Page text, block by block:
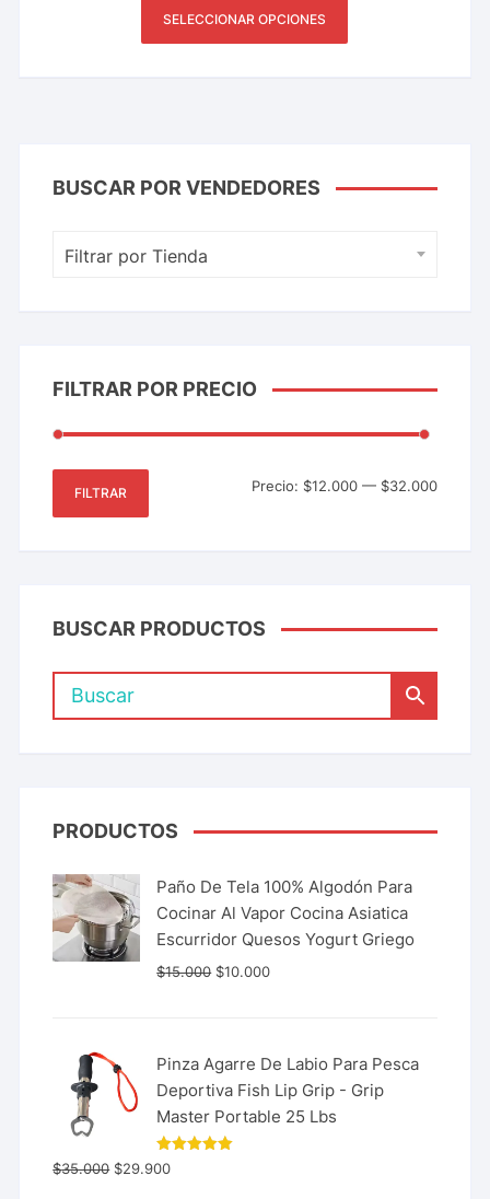
SELECCIONAR OPCIONES
BUSCAR POR VENDEDORES
Filtrar por Tienda
FILTRAR POR PRECIO
FILTRAR Precio: $12.000— $32.000
BUSCAR PRODUCTOS
PRODUCTOS
Paño De Tela 100% Algodón Para
Cocinar Al Vapor Cocina Asiatica
Escurridor Quesos Yogurt Griego
$15.000 $10.000
Pinza Agarre De Labio Para Pesca
Deportiva Fish Lip Grip - Grip
Master Portable 25 Lbs
Valorado
con
$35.000 $29.900